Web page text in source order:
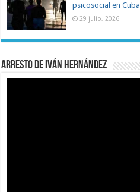
psicosocial en Cuba
29 julio, 2026
Arresto de Iván Hernández